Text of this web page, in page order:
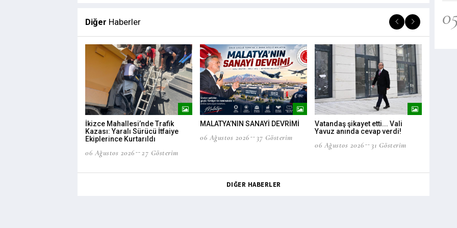
Diğer Haberler
İkizce Mahallesi’nde Trafik
Kazası: Yaralı Sürücü İtfaiye
Ekiplerince Kurtarıldı
06 Ağustos 2026 27 Gösterim
MALATYA’NIN SANAYİ DEVRİMİ
06 Ağustos 2026 37 Gösterim
Vatandaş şikayet etti... Vali
Yavuz anında cevap verdi!
06 Ağustos 2026 31 Gösterim
DIĞER HABERLER